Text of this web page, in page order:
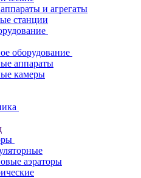
и агрегаты
станции
оборудование
аппараты
камеры
аэраторы